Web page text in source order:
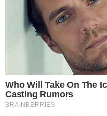
"Bom, eu acho que é
engrandecedor para o